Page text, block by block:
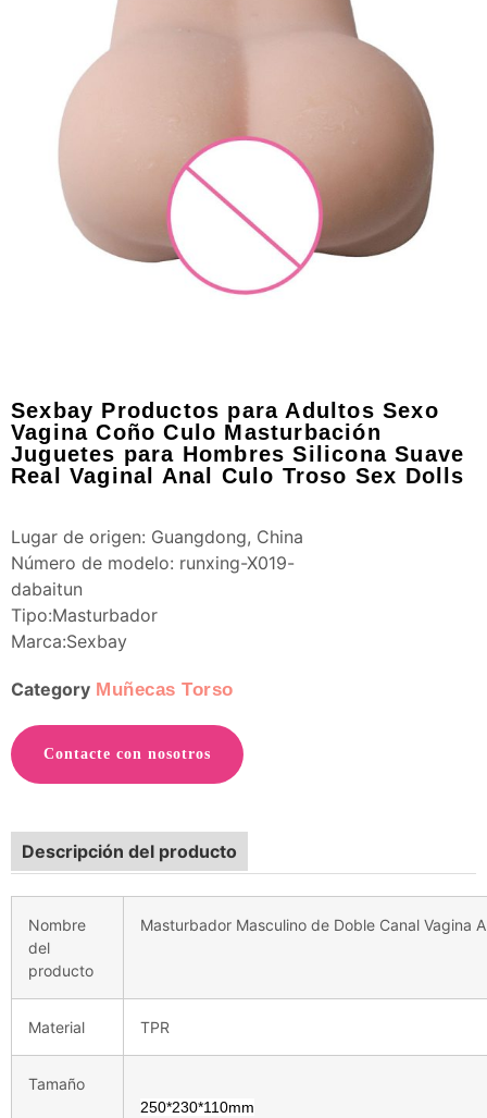
Sexbay Productos para Adultos Sexo
Vagina Coño Culo Masturbación
Juguetes para Hombres Silicona Suave
Real Vaginal Anal Culo Troso Sex Dolls
Lugar de origen: Guangdong, China
Número de modelo: runxing-X019-
dabaitun
Tipo:Masturbador
Marca:Sexbay
Category Muñecas Torso
Contacte con nosotros
Descripción del producto
Nombre
del
producto
Masturbador Masculino de Doble Canal Vagina
Material TPR
Tamaño
250*230*110mm